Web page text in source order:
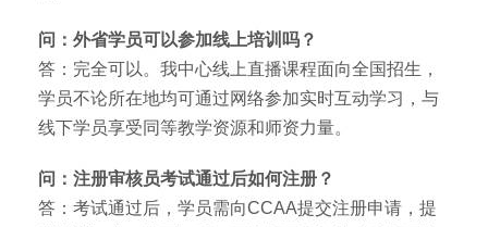
问：外省学员可以参加线上培训吗？
答：完全可以。我中心线上直播课程面向全国招生，
学员不论所在地均可通过网络参加实时互动学习，与
线下学员享受同等教学资源和师资力量。
问：注册审核员考试通过后如何注册？
答：考试通过后，学员需向CCAA提交注册申请，提